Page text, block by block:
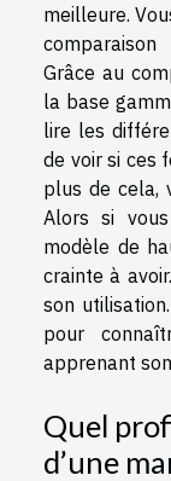
meilleure.
Grâce au
la base
lire les
de voir si ces
plus de cela,
Alors si
modèle de
crainte à
son
pour
apprenant
Quel
d’une